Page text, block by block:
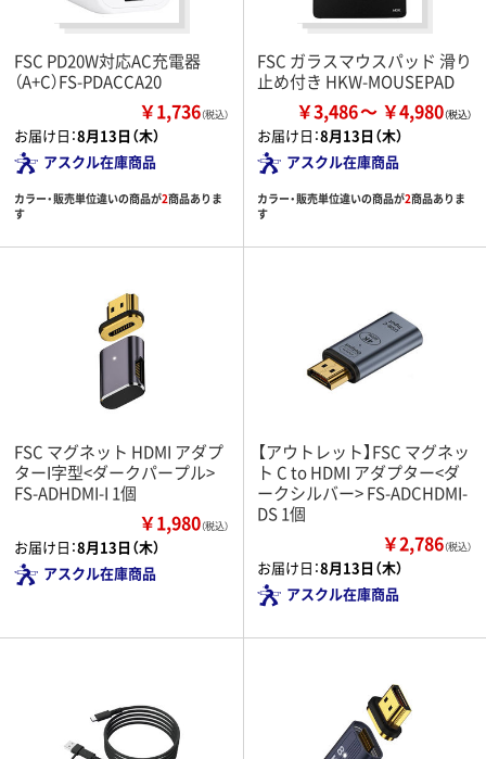
FSC PD20W対応AC充電器
（A+C）FS-PDACCA20
￥1,736（税込）
お届け日：8月13日（木）
アスクル在庫商品
カラー・販売単位違いの商品が2商品ありま
す
FSC ガラスマウスパッド 滑り
止め付き HKW-MOUSEPAD
￥3,486 ￥4,980
お届け日：8月13日（木）
アスクル在庫商品
カラー・販売単位違いの商品が2商品ありま
す
FSC マグネット HDMI アダプ
ターI字型<ダークパープル>
FS-ADHDMI-I 1個
￥1,980（税込）
お届け日：8月13日（木）
アスクル在庫商品
【アウトレット】FSC マグネッ
ト C to HDMI アダプター<ダ
ークシルバー> FS-ADCHDMI-
DS 1個
￥2,786（税込）
お届け日：8月13日（木）
アスクル在庫商品